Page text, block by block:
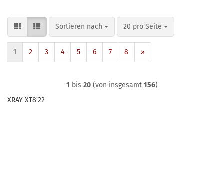
Sortieren nach
Sortieren nach 20 pro Seite
pro Seite
1 2 3 4 5 6 7 8 »
1 bis 20(von insgesamt 156)
XRAY XT8'22